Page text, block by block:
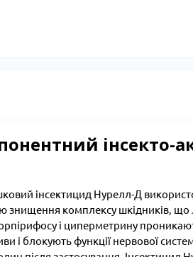
інсекто-
інсектицид Нурелл-Д
знищення комплексу шкідників, що
і циперметрину
і блокують функції нервової